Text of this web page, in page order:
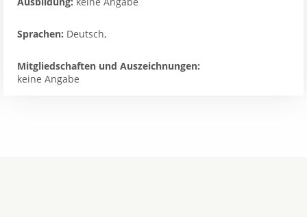
Sprachen: Deutsch,
Mitgliedschaften und Auszeichnungen:
keine Angabe